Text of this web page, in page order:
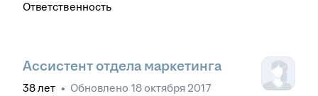
Ответственность
Ассистент отдела маркетинга
38лет • Обновлено 18 октября 2017